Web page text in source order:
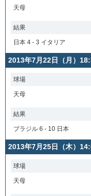
天母
結果
日本 4 - 3 イタリア
2013年7月22日（月）
球場
天母
結果
ブラジル 6 - 10 日本
2013年7月25日（木）
球場
天母